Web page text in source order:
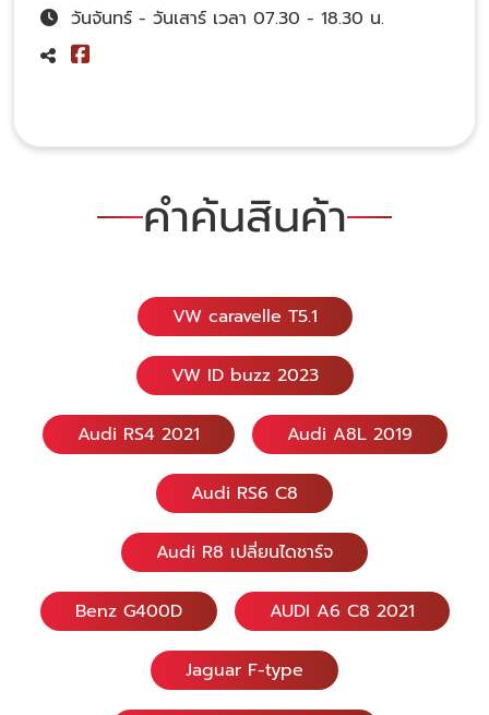
วันจันทร์ - วันเสาร์ เวลา 07.30 - 18.30 น.
คำค้นสินค้า
VW caravelle T5.1
VW ID buzz 2023
Audi RS4 2021 Audi A8L 2019
Audi RS6 C8
Audi R8 เปลี่ยนไดชาร์จ
Benz G400D AUDI A6 C8 2021
Jaguar F-type